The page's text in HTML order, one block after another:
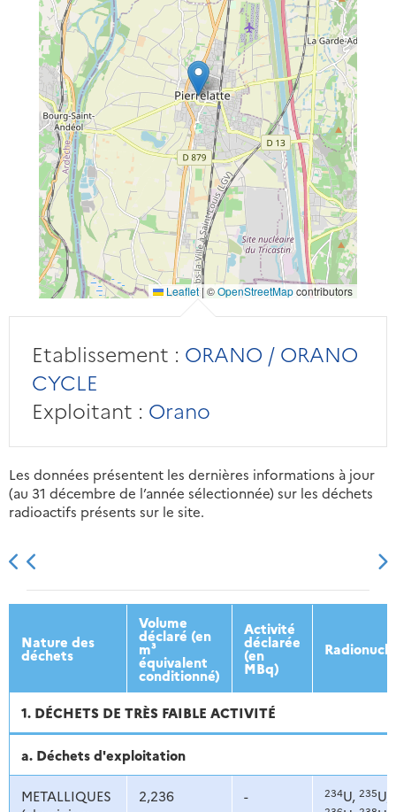
Leaflet | ©OpenStreetMapcontributors
Etablissement : ORANO / ORANO
CYCLE
Exploitant : Orano
Les données présentent les dernières informations à jour
(au 31 décembre de l’année sélectionnée) sur les déchets
radioactifs présents sur le site.
2013 2014 2015 2016
Nature des
déchets
Volume
déclaré (en
m³
équivalent
conditionné)
Activité
déclarée
(en
MBq)
1. DÉCHETS DE TRÈS FAIBLE ACTIVITÉ
a. Déchets d'exploitation
METALLIQUES
2,236 - 234U, 235U,